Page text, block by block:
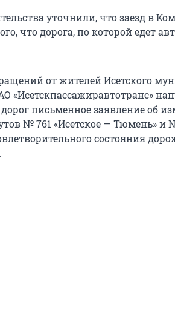
уточнили, что заезд в
что дорога, по которой едет
от жителей Исетского
«Исетскпассажиравтотранс»
письменное заявление об
№ 761 «Исетское — Тюмень» и №
состояния